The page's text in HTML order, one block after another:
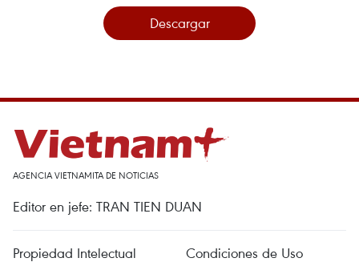
Descargar
AGENCIA VIETNAMITA DE NOTICIAS
Editor en jefe: TRAN TIEN DUAN
Propiedad Intelectual Condiciones de Uso